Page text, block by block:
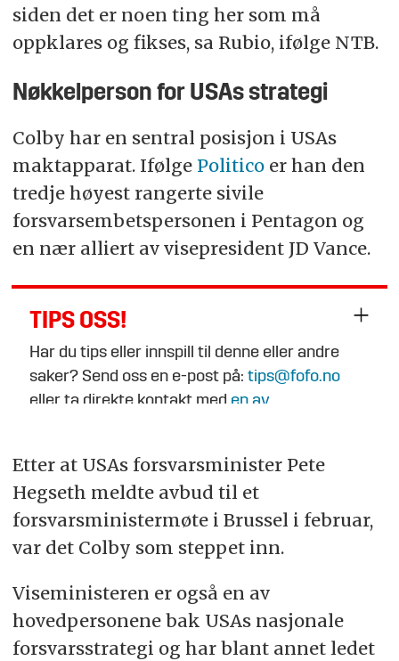
siden det er noen ting her som må
oppklares og fikses, sa Rubio, ifølge NTB.
Nøkkelperson for USAs strategi
Colby har en sentral posisjon i USAs
maktapparat. Ifølge Politicoer han den
tredje høyest rangerte sivile
forsvarsembetspersonen i Pentagon og
en nær alliert av visepresident JD Vance.
TIPS OSS!
Har du tips eller innspill til denne eller andre
saker? Send oss en e-post på:tips@fofo.no
eller ta direkte kontakt med en av
Etter at USAs forsvarsminister Pete
Hegseth meldte avbud til et
forsvarsministermøte i Brussel i februar,
var det Colby som steppet inn.
Viseministeren er også en av
hovedpersonene bak USAs nasjonale
forsvarsstrategi og har blant annet ledet